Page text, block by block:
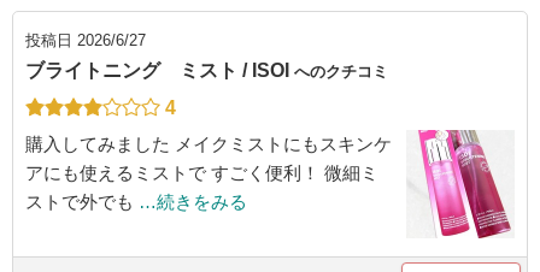
投稿日 2026/6/27
ブライトニング ミスト / ISOI へのクチコミ
4
購入してみました メイクミストにもスキンケ
アにも使えるミストで すごく便利！ 微細ミ
ストで外でも …続きをみる